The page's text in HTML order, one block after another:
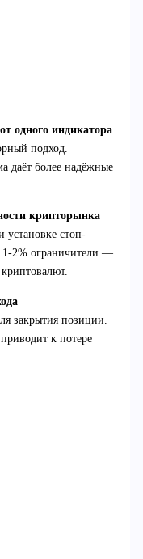
одного индикатора
подход.
даёт более надёжные
крипторынка
установке стоп-
1-2% ограничители —
закрытия позиции.
к потере